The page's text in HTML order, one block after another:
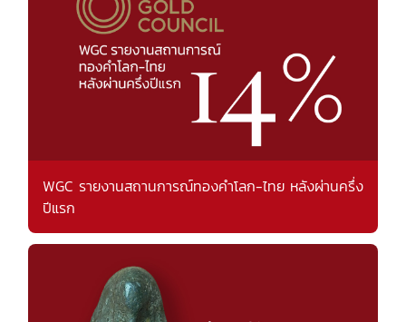
WGC รายงานสถานการณ์ทองคำโลก-ไทย หลังผ่านครึ่ง
ปีแรก